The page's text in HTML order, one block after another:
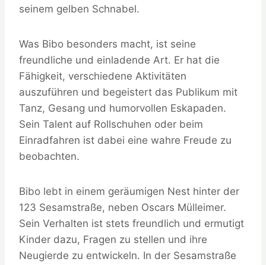
seinem gelben Schnabel.
Was Bibo besonders macht, ist seine
freundliche und einladende Art. Er hat die
Fähigkeit, verschiedene Aktivitäten
auszuführen und begeistert das Publikum mit
Tanz, Gesang und humorvollen Eskapaden.
Sein Talent auf Rollschuhen oder beim
Einradfahren ist dabei eine wahre Freude zu
beobachten.
Bibo lebt in einem geräumigen Nest hinter der
123 Sesamstraße, neben Oscars Mülleimer.
Sein Verhalten ist stets freundlich und ermutigt
Kinder dazu, Fragen zu stellen und ihre
Neugierde zu entwickeln. In der Sesamstraße